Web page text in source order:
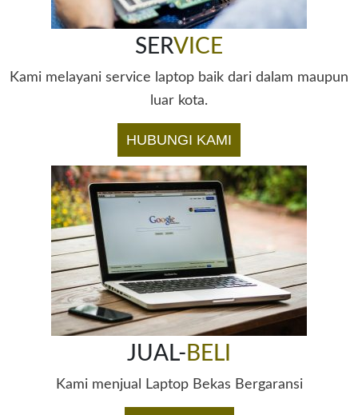
SERVICE
Kami melayani service laptop baik dari dalam maupun
luar kota.
HUBUNGI KAMI
JUAL- BELI
Kami menjual Laptop Bekas Bergaransi